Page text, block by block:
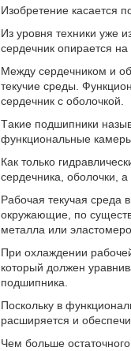
Изобретение касается
Из уровня техники уже
сердечник опирается
Между сердечником и
текучие среды.
сердечник с оболочкой.
Такие подшипники
функциональные
Как только
сердечника, оболочки,
Рабочая текучая
окружающие, по
металла или
При охлаждении
который должен
подшипника.
Поскольку в
расширяется и
Чем больше